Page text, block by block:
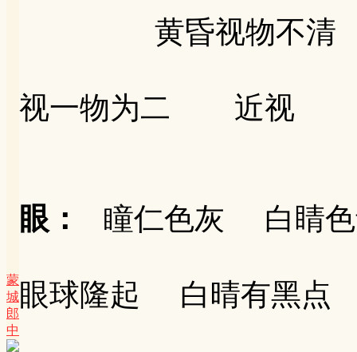
蒙
城
郎
中
黄昏视物不清 目
视一物为二 近
眼： 瞳仁色灰 白睛
眼球隆起 白晴有黑